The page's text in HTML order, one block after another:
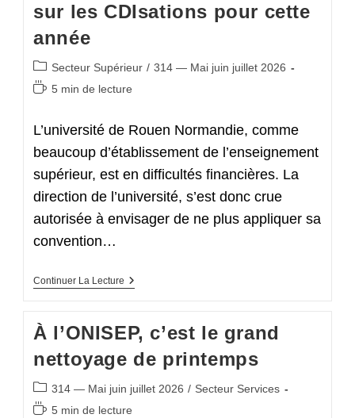
Produits
CMR
Laboratoires
D’EPLE
?
sur les CDIsations pour cette
année
Post
category:
Secteur Supérieur / 314 — Mai juin juillet 2026
Temps5 min de lecture
L’université de Rouen Normandie, comme
beaucoup d’établissement de l’enseignement
supérieur, est en difficultés financières. La
direction de l’université, s’est donc crue
autorisée à envisager de ne plus appliquer sa
convention…
Continuer La Lecture Université
Sur
Les
CDIsations
Pour
Cette
Année
À l’ONISEP, c’est le grand
nettoyage de printemps
Post
category:
314 — Mai juin juillet 2026 / Secteur Services
Temps5 min de lecture